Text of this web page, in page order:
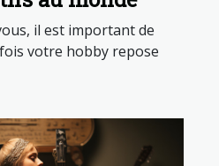
il est important de
votre hobby repose